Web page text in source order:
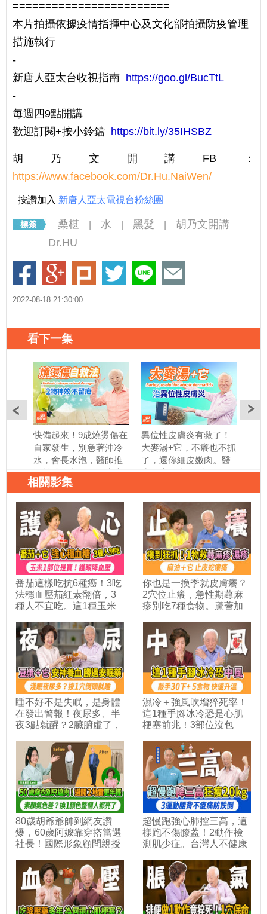
========================
本片拍攝依據疫情指揮中心及文化部拍攝防疫管理
措施執行
-
新唐人亞太台收視指南 https://goo.gl/BucTtL
-
每週四9點開講
歡迎訂閱+按小鈴鐺 https://bit.ly/35IHSBZ
胡乃文開講FB：
https://www.facebook.com/Dr.Hu.NaiWen/
按讚加入 新唐人亞太電視台粉絲團
桑椹 水 黑髮
胡乃文開講
Dr.HU
2022-08-18 21:30:00
看下一集
快備起來！9成燒燙傷在
自家發生，別急著沖冷
水，會長水泡，醫師推
橄欖油＋它，還有廚房3
物是天然急救藥，逼出
疤，危急時刻能自救！
｜皮膚｜水｜胡乃文開
講Dr.HU_151
異位性皮膚炎有救了！
大麥湯+它，不癢也不抓
了，還你細皮嫩肉。醫
生警告：這2種食物，孕
你該注意這件事｜帶狀
皰疹｜皮膚｜ 胡乃文開
講Dr.HU_152
物
相關影集
番茄這樣吃抗6種癌！3吃
法穩血壓茄紅素翻倍，3
種人不宜吃。這1種玉米
部位別丟，降血壓穩血糖
利尿消腫。它是水腫瘦身
的好朋友，比玉米熱量少
3倍｜胡乃文開講
Dr.HU_330
你也是一換季就皮膚癢？
2穴位止癢，急性期蕁麻
疹別吃7種食物。蘆薈加
湯止異位性皮膚炎的癢，
任何皮膚病都可以治。皮
蛇發作時，麻油＋它，痛
癢立刻救｜胡乃文開講
Dr.HU_322
睡不好不是失眠，是身體
在發出警報！夜尿多、半
夜3點就醒？2臟腑虛了，
早餐豆漿這個味，按2穴
＋搓腰1處，喝安神止煩
湯，一夜好眠不靠吃藥｜
胡乃文開講_352
濕冷＋強風吹增猝死率！
這1種手腳冰冷恐是心肌
梗塞前兆！3部位沒包
敲這裡＋3穴位，補腎通
經絡穩血壓。1張紙讓腳
升溫8度，5種發熱食物，
手腳都暖起來｜胡乃文開
講Dr.HU_331
80歲胡爺爺帥到網友讚
爆，60歲阿嬤靠穿搭當選
社長！國際形象顧問親授
避開這3件事，讓你顯老
又窮酸！1招教你分辨冷
暖膚色｜胡乃文開講 ft. 形
象顧問 Lavi_347
超慢跑強心肺控三高，這
樣跑不傷膝蓋！2動作檢
測肌少症。台灣人不健康
運動防跌倒，熟齡運動要
避免1錯誤。等長收縮降
血壓秘訣，避免失能臥床
｜徐棟英｜胡乃文開講